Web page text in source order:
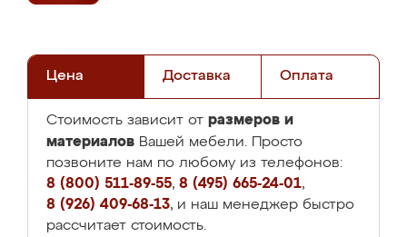
Цена Доставка Оплата
Стоимость зависит от размеров и
материалов Вашей мебели. Просто
позвоните нам по любому из телефонов:
8 (800) 511-89-55, 8 (495) 665-24-01,
8 (926) 409-68-13, и наш менеджер быстро
рассчитает стоимость.